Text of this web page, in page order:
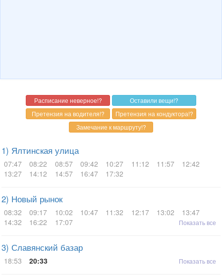
1) Ялтинская улица
07:47 08:22 08:57 09:42 10:27 11:12 11:57
12:42
13:27
14:12 14:57 16:47 17:32
2) Новый рынок
08:32 09:17 10:02 10:47 11:32 12:17 13:02
13:47
14:32
16:22 17:07 Показать все
3) Славянский базар
18:53 20:33 Показать все